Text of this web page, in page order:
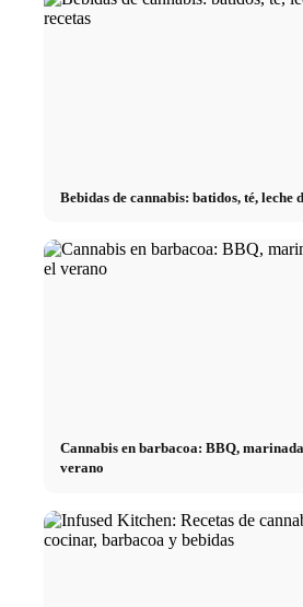
Bebidas de cannabis: batidos, té, leche
Cannabis en barbacoa: BBQ,
verano